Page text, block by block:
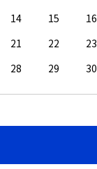
14 15 16
21 22 23
28 29 30